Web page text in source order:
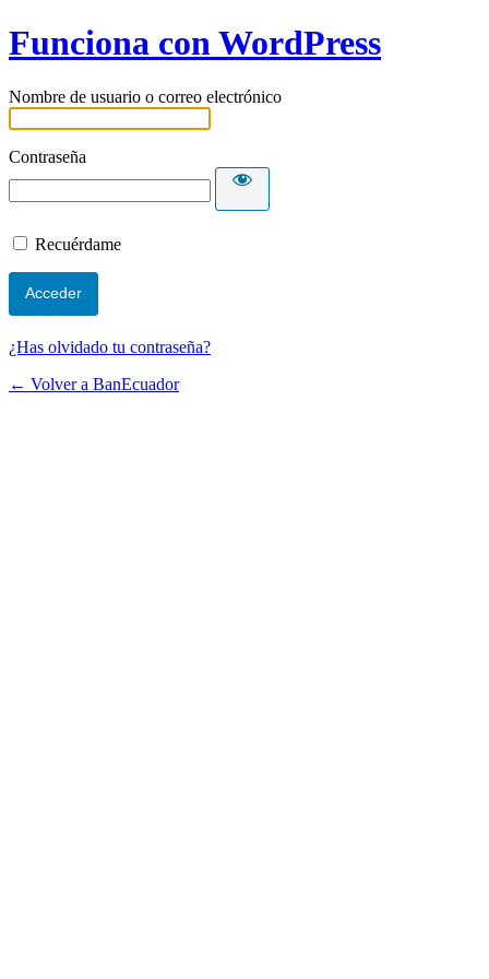
Funciona con WordPress
Nombre de usuario o correo electrónico
Contraseña
Recuérdame
¿Has olvidado tu contraseña?
← Volver a BanEcuador